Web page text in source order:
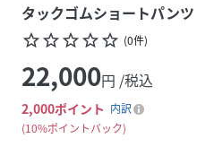
タックゴムショートパンツ
star_borderstar_borderstar_borderstar_borderstar_border (0件)
22,000円 /税込
2,000ポイント 内訳
10%ポイントバック